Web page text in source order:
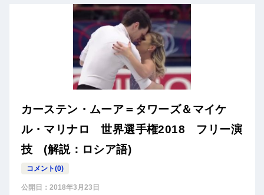
カーステン・ムーア＝タワーズ＆マイケ
ル・マリナロ 世界選手権2018 フリー演
技 (解説：ロシア語)
コメント(0)
公開日： 2018年3月23日